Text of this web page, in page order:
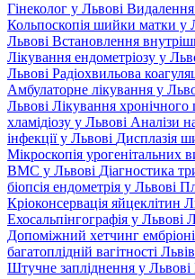
Гінеколог у Львові Видалення
Кольпоскопія шийки матки у
Львові Встановлення
Лікування ендометріозу у
Львові Радіохвильова
Амбулаторне лікування у
Львові Лікування хронічного
хламідіозу у Львові Аналізи
інфекції у Львові Дисплазія
Мікроскопія урогенітальних
ВМС у Львові Діагностика
біопсія ендометрія у Львові
Кріоконсервація яйцеклітин
Ехосальпінгографія у Львові
Допоміжний хетчинг
багатоплідній вагітності Львів
Штучне запліднення у Львові